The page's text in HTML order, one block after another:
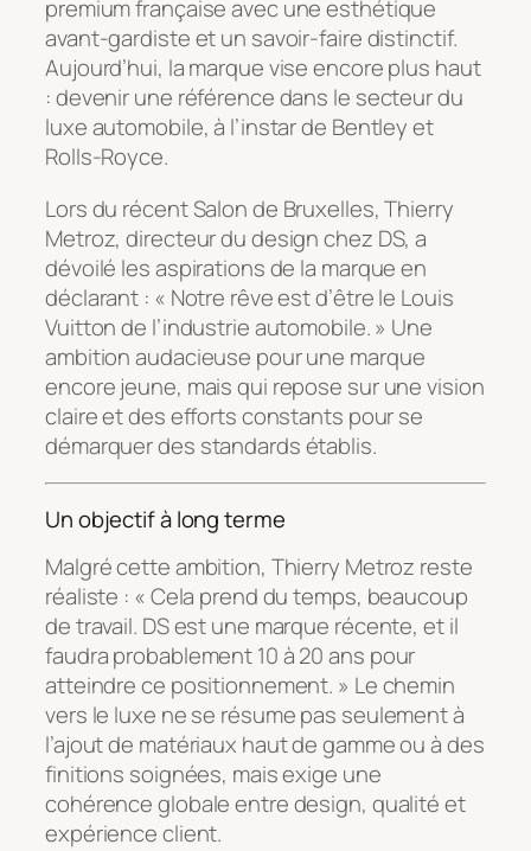
premium française avec une esthétique
avant-gardiste et un savoir-faire distinctif.
Aujourd’hui, la marque vise encore plus haut
: devenir une référence dans le secteur du
luxe automobile, à l’instar de Bentley et
Rolls-Royce.
Lors du récent Salon de Bruxelles, Thierry
Metroz, directeur du design chez DS, a
dévoilé les aspirations de la marque en
déclarant : « Notre rêve est d’être le Louis
Vuitton de l’industrie automobile. » Une
ambition audacieuse pour une marque
encore jeune, mais qui repose sur une vision
claire et des efforts constants pour se
démarquer des standards établis.
Un objectif à long terme
Malgré cette ambition, Thierry Metroz reste
réaliste : « Cela prend du temps, beaucoup
de travail. DS est une marque récente, et il
faudra probablement 10 à 20 ans pour
atteindre ce positionnement. » Le chemin
vers le luxe ne se résume pas seulement à
l’ajout de matériaux haut de gamme ou à des
finitions soignées, mais exige une
cohérence globale entre design, qualité et
expérience client.